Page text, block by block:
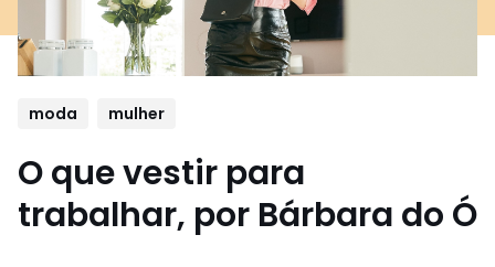
moda mulher
O que vestir para
trabalhar, por Bárbara do Ó